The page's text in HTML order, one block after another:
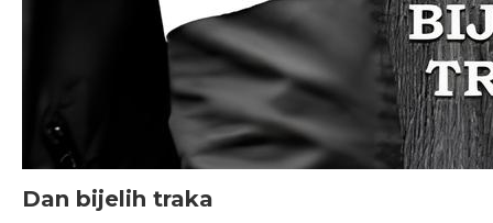
Dan bijelih traka